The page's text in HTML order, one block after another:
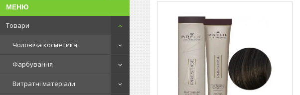
Товари
Чоловіча косметика
Фарбування
Витратні матеріали